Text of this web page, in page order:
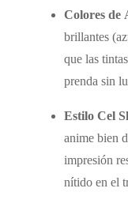
Colores de
brillantes
que las
prenda sin
Estilo Cel
anime bien
impresión
nítido en el